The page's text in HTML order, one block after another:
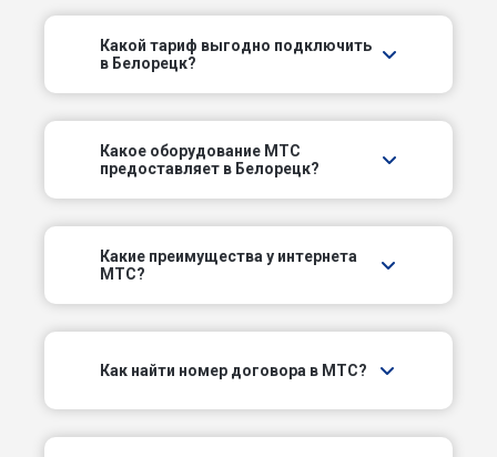
Полевой пер
Пролетарский пер
Промышленный пер
Пуховский пер
Пятый пер
Какой тариф выгодно подключить
в Белорецк?
Какое оборудование МТС
предоставляет в Белорецк?
Какие преимущества у интернета
МТС?
Как найти номер договора в МТС?